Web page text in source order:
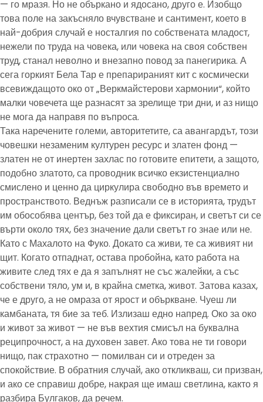
— го мразя. Но не объркано и ядосано, друго е. Изобщо
това поле на закъсняло вчувстване и сантимент, което в
най-добрия случай е носталгия по собствената младост,
нежели по труда на човека, или човека на своя собствен
труд, станал неволно и внезапно повод за панегирика. А
сега горкият Бела Тар е препарираният кит с космически
всевиждащото око от „Веркмайстерови хармонии“, който
малки човечета ще разнасят за зрелище три дни, и аз нищо
не мога да направя по въпроса.
Така наречените големи, авторитетите, са авангардът, този
човешки незаменим културен ресурс и златен фонд —
златен не от инертен захлас по готовите епитети, а защото,
подобно златото, са проводник всичко екзистенциално
смислено и ценно да циркулира свободно във времето и
пространството. Веднъж разписали се в историята, трудът
им обособява център, без той да е фиксиран, и светът си се
върти около тях, без значение дали светът го знае или не.
Като с Махалото на Фуко. Докато са живи, те са живият ни
щит. Когато отпаднат, остава пробойна, като работа на
живите след тях е да я запълнят не със жалейки, а със
собствени тяло, ум и, в крайна сметка, живот. Затова казах,
че е друго, а не омраза от ярост и объркване. Чуеш ли
камбаната, тя бие за теб. Излизаш едно напред. Око за око
и живот за живот — не във вехтия смисъл на буквална
реципрочност, а на духовен завет. Ако това не ти говори
нищо, пак страхотно — помилван си и отреден за
спокойствие. В обратния случай, ако откликваш, си призван,
и ако се справиш добре, накрая ще имаш светлина, както я
разбира Булгаков, да речем.